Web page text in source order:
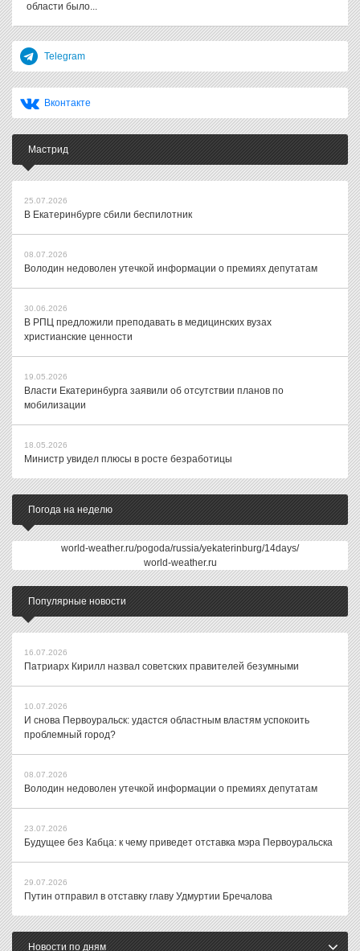
области было...
Telegram
Вконтакте
Мастрид
25.07.2026
В Екатеринбурге сбили беспилотник
08.07.2026
Володин недоволен утечкой информации о премиях депутатам
30.06.2026
В РПЦ предложили преподавать в медицинских вузах
христианские ценности
19.05.2026
Власти Екатеринбурга заявили об отсутствии планов по
мобилизации
18.05.2026
Министр увидел плюсы в росте безработицы
Погода на неделю
world-weather.ru/pogoda/russia/yekaterinburg/14days/
world-weather.ru
Популярные новости
16.07.2026
Патриарх Кирилл назвал советских правителей безумными
10.07.2026
И снова Первоуральск: удастся областным властям успокоить
проблемный город?
08.07.2026
Володин недоволен утечкой информации о премиях депутатам
23.07.2026
Будущее без Кабца: к чему приведет отставка мэра Первоуральска
29.07.2026
Путин отправил в отставку главу Удмуртии Бречалова
Новости по дням